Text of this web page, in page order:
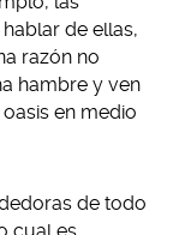
de ellas,
razón no
hambre y ven
en medio
de todo